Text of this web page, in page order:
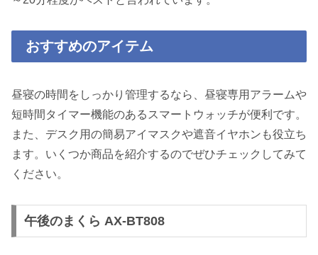
おすすめのアイテム
昼寝の時間をしっかり管理するなら、昼寝専用アラームや
短時間タイマー機能のあるスマートウォッチが便利です。
また、デスク用の簡易アイマスクや遮音イヤホンも役立ち
ます。いくつか商品を紹介するのでぜひチェックしてみて
ください。
午後のまくら AX-BT808